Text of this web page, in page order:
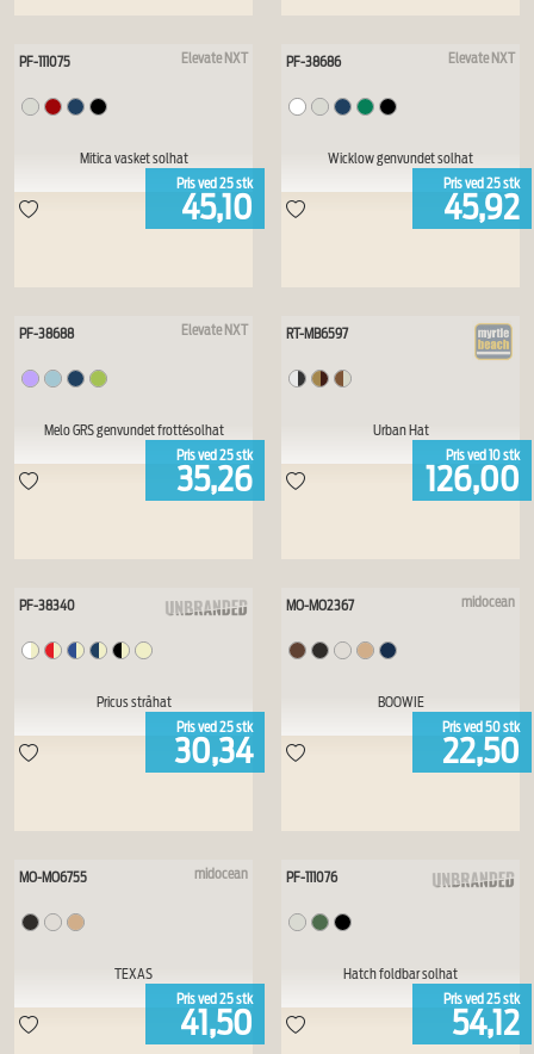
Elevate NXT
PF-111075
Mitica vasket solhat
Pris ved 25stk
45,10
Elevate NXT
PF-38686
Wicklow genvundet solhat
Pris ved 25stk
45,92
Elevate NXT
PF-38688
Melo GRS genvundet frottésolhat
Pris ved 25stk
35,26
RT-MB6597
Urban Hat
Pris ved 10stk
126,00
PF-38340
Pricus stråhat
Pris ved 25stk
30,34
midocean
MO-MO2367
BOOWIE
Pris ved 50stk
22,50
midocean
MO-MO6755
TEXAS
Pris ved 25stk
41,50
PF-111076
Hatch foldbar solhat
Pris ved 25stk
54,12